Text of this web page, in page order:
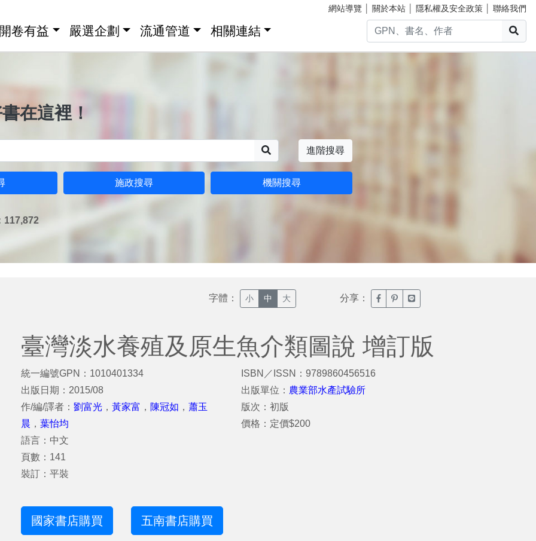
網站導覽 關於本站 隱私權及安全政策 聯絡我們
卷有益 嚴選企劃 流通管道 相關連結
在這裡！
進階搜尋
施政搜尋 機關搜尋
117,872
字體： 小 中 大 分享： 臉書分享(另開新視窗)
噗浪分享(另開新視窗)
Line分享(另開新視窗)
臺灣淡水養殖及原生魚介類圖說 增訂版
統一編號GPN：1010401334
出版日期：2015/08
作/編/譯者： 劉富光 ， 黃家富 ， 陳冠如 ， 蕭玉
晨 ， 葉怡均
語言：中文
頁數：141
裝訂：平裝
ISBN／ISSN：9789860456516
出版單位： 農業部水產試驗所
版次：初版
價格：定價$200
國家書店購買 五南書店購買